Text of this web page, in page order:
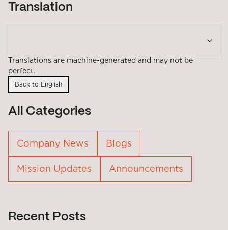
Translation
Translations are machine-generated and may not be
perfect.
Back to English
All Categories
Company News Blogs
Mission Updates Announcements
Recent Posts